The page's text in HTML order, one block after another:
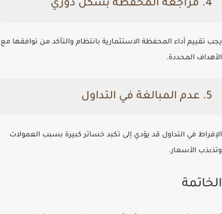
4. مراجعة المحفظة بشكل دوري
يجب تقييم أداء المحفظة الاستثمارية بانتظام والتأكد من توافقها مع
الأهداف المحددة.
5. عدم المبالغة في التداول
الإفراط في التداول قد يؤدي إلى تكبد خسائر كبيرة بسبب العمولات
وتذبذب الأسعار.
الخاتمة